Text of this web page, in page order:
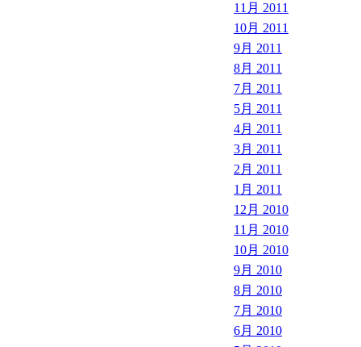
11月 2011
10月 2011
9月 2011
8月 2011
7月 2011
5月 2011
4月 2011
3月 2011
2月 2011
1月 2011
12月 2010
11月 2010
10月 2010
9月 2010
8月 2010
7月 2010
6月 2010